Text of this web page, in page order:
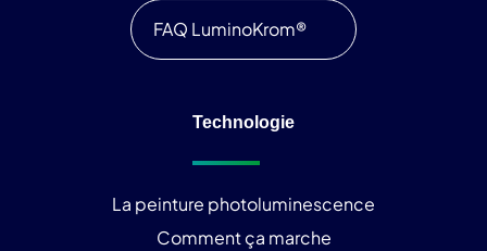
FAQ LuminoKrom®
Technologie
La peinture photoluminescence
Comment ça marche